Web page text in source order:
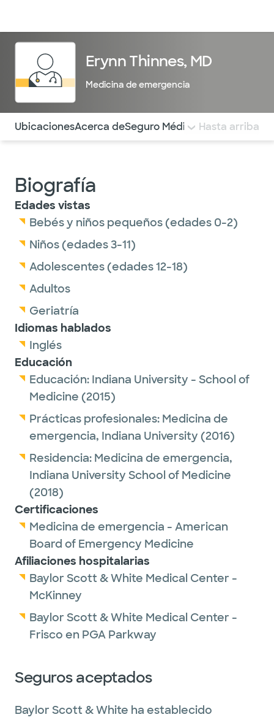
Erynn Thinnes, MD
Medicina de emergencia
Utilice esta navegación para saltar rápidamente a
UbicacionesAcerca deSeguro Médico COMENTARIOS
Hasta arriba
Biografía
Edades vistas
Bebés y niños pequeños (edades 0-2)
Niños (edades 3-11)
Adolescentes (edades 12-18)
Adultos
Geriatría
Idiomas hablados
Inglés
Educación
Educación: Indiana University - School of
Medicine (2015)
Prácticas profesionales: Medicina de
emergencia, Indiana University (2016)
Residencia: Medicina de emergencia,
Indiana University School of Medicine
(2018)
Certificaciones
Medicina de emergencia - American
Board of Emergency Medicine
Afiliaciones hospitalarias
Baylor Scott & White Medical Center -
McKinney
Baylor Scott & White Medical Center -
Frisco en PGA Parkway
Seguros aceptados
Baylor Scott & White ha establecido